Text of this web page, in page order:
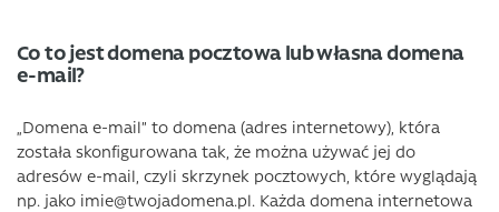
Co to jest domena pocztowa lub własna domena
e-mail?
„Domena e-mail” to domena (adres internetowy), która
została skonfigurowana tak, że można używać jej do
adresów e-mail, czyli skrzynek pocztowych, które wyglądają
np. jako imie@twojadomena.pl. Każda domena internetowa